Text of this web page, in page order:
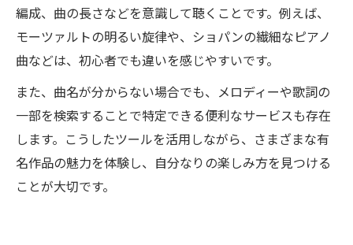
編成、曲の長さなどを意識して聴くことです。例えば、
モーツァルトの明るい旋律や、ショパンの繊細なピアノ
曲などは、初心者でも違いを感じやすいです。
また、曲名が分からない場合でも、メロディーや歌詞の
一部を検索することで特定できる便利なサービスも存在
します。こうしたツールを活用しながら、さまざまな有
名作品の魅力を体験し、自分なりの楽しみ方を見つける
ことが大切です。